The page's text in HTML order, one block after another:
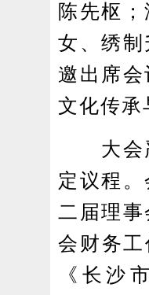
陈先枢
女、绣
邀出席
文化传承
大会严
定议程
二届理
会财务
《长沙